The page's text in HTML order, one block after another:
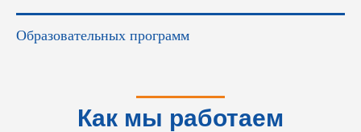
Образовательных программ
Как мы работаем